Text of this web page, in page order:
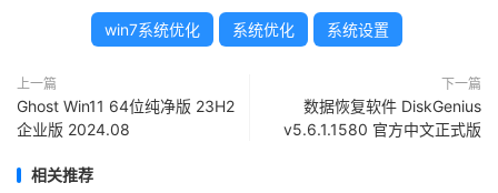
win7系统优化 系统优化 系统设置
上一篇
Ghost Win11 64位纯净版 23H2
企业版 2024.08
下一篇
数据恢复软件 DiskGenius
v5.6.1.1580 官方中文正式版
相关推荐